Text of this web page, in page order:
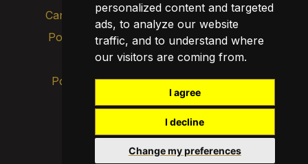
personalized content and targeted
ads, to analyze our website
traffic, and to understand where
our visitors are coming from.
I agree
I decline
Change my preferences
Canal d’alertes intern
Política de privacitat
Avís legal
Política de cookies
Actualitza les cookies